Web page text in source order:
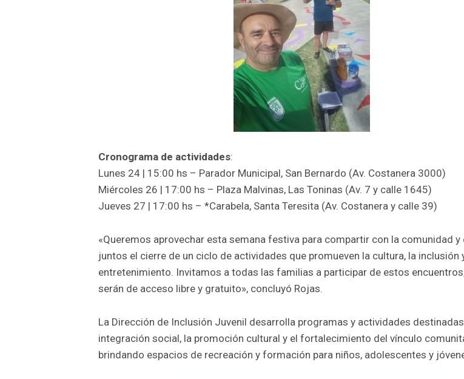
Cronograma de actividades:
Lunes 24 | 15:00 hs – Parador Municipal, San Bernardo (Av. Costanera 3000)
Miércoles 26 | 17:00 hs – Plaza Malvinas, Las Toninas (Av. 7 y calle 1645)
Jueves 27 | 17:00 hs – *Carabela, Santa Teresita (Av. Costanera y calle 39)
«Queremos aprovechar esta semana festiva para compartir con la comunidad y
juntos el cierre de un ciclo de actividades que promueven la cultura, la inclusión
entretenimiento. Invitamos a todas las familias a participar de estos
serán de acceso libre y gratuito», concluyó Rojas.
La Dirección de Inclusión Juvenil desarrolla programas y actividades
integración social, la promoción cultural y el fortalecimiento del vínculo
brindando espacios de recreación y formación para niños, adolescentes y